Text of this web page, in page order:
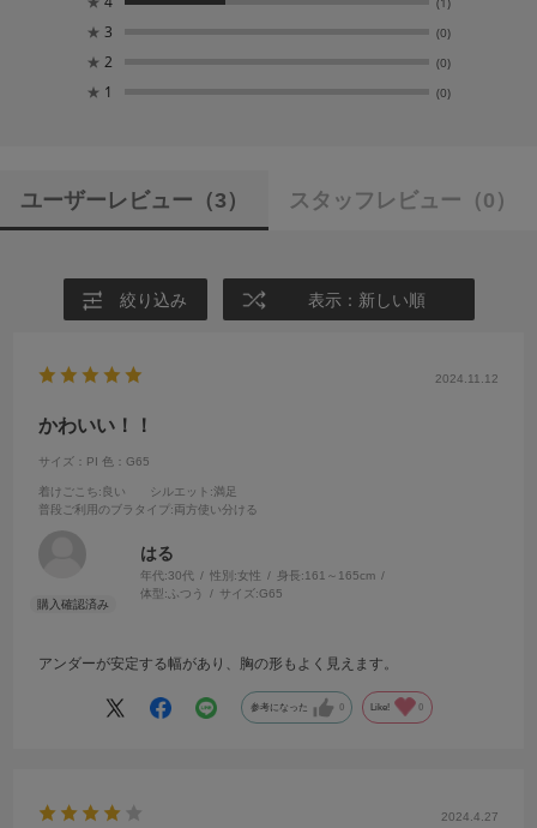
★ 3 (0)
★ 2 (0)
★ 1 (0)
ユーザーレビュー （3） スタッフレビュー （0）
絞り込み 表示：新しい順
2024.11.12
かわいい！！
サイズ：PI 色：G65
着けごこち:良い シルエット :満足
普段ご利用のブラタイプ :両方使い分ける
はる
年代:30代 性別:女性 身長:161～165cm
体型:ふつう サイズ:G65
アンダーが安定する幅があり、胸の形もよく見えます。
参考になった 0 Like! 0
2024.4.27